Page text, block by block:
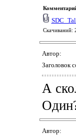
Скачиваний:
Автор:
Заголовок
А
Автор: